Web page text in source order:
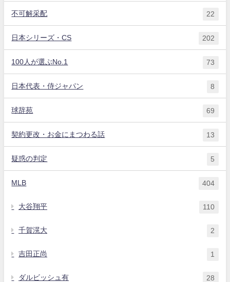
不可解采配 22
日本シリーズ・CS 202
100人が選ぶNo.1 73
日本代表・侍ジャパン 8
球辞苑 69
契約更改・お金にまつわる話 13
疑惑の判定 5
MLB 404
大谷翔平 110
千賀滉大 2
吉田正尚 1
ダルビッシュ有 28